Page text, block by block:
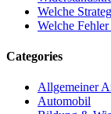
Welche
Welche
Categories
Allgemeiner
Automobil